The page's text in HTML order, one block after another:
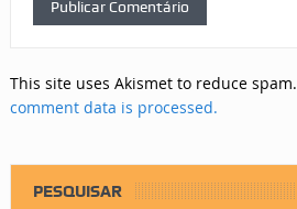
This site uses Akismet to reduce spam.
comment data is processed.
PESQUISAR